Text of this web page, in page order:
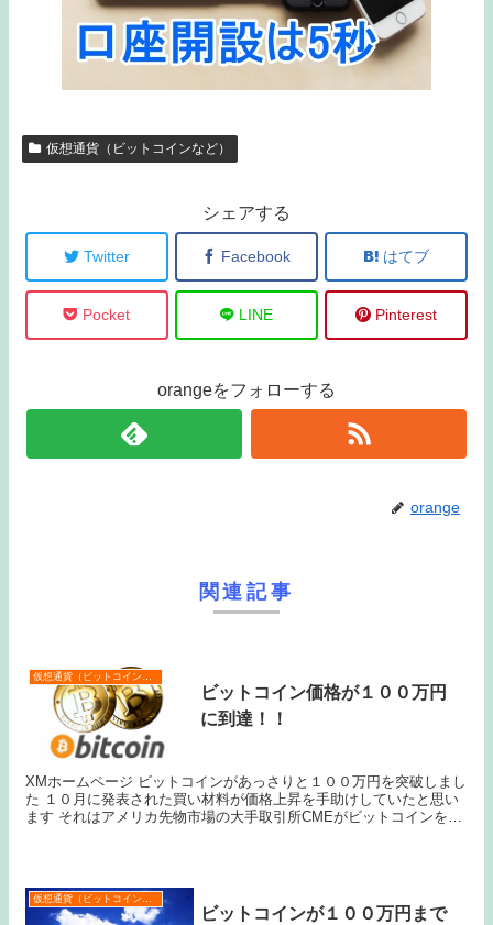
仮想通貨（ビットコインなど）
シェアする
Twitter Facebook はてブ
Pocket LINE Pinterest
orangeをフォローする
orange
関連記事
仮想通貨（ビットコインなど）
ビットコイン価格が１００万円
に到達！！
XMホームページ ビットコインがあっさりと１００万円を突破しまし
た １０月に発表された買い材料が価格上昇を手助けしていたと思い
ます それはアメリカ先物市場の大手取引所CMEがビットコインを上
ビットコインが１００万円まで